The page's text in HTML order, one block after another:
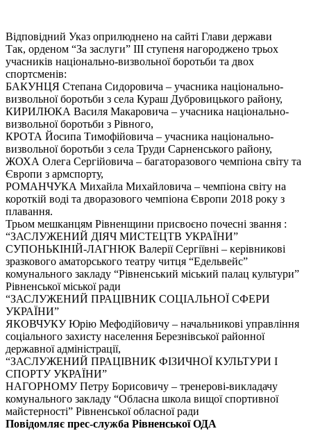
Відповідний Указ оприлюднено на сайті Глави держави
Так, орденом “За заслуги” ІІІ ступеня нагороджено трьох
учасників національно-визвольної боротьби та двох
спортсменів:
БАКУНЦЯ Степана Сидоровича – учасника національно-
визвольної боротьби з села Кураш Дубровицького району,
КИРИЛЮКА Василя Макаровича – учасника національно-
визвольної боротьби з Рівного,
КРОТА Йосипа Тимофійовича – учасника національно-
визвольної боротьби з села Труди Сарненського району,
ЖОХА Олега Сергійовича – багаторазового чемпіона світу та
Європи з армспорту,
РОМАНЧУКА Михайла Михайловича – чемпіона світу на
короткій воді та дворазового чемпіона Європи 2018 року з
плавання.
Трьом мешканцям Рівненщини присвоєно почесні звання :
“ЗАСЛУЖЕНИЙ ДІЯЧ МИСТЕЦТВ УКРАЇНИ”
СУПОНЬКІНІЙ-ЛАГНЮК Валерії Сергіївні – керівникові
зразкового аматорського театру читця “Едельвейс”
комунального закладу “Рівненський міський палац культури”
Рівненської міської ради
“ЗАСЛУЖЕНИЙ ПРАЦІВНИК СОЦІАЛЬНОЇ СФЕРИ
УКРАЇНИ”
ЯКОВЧУКУ Юрію Мефодійовичу – начальникові управління
соціального захисту населення Березнівської районної
державної адміністрації,
“ЗАСЛУЖЕНИЙ ПРАЦІВНИК ФІЗИЧНОЇ КУЛЬТУРИ І
СПОРТУ УКРАЇНИ”
НАГОРНОМУ Петру Борисовичу – тренерові-викладачу
комунального закладу “Обласна школа вищої спортивної
майстерності” Рівненської обласної ради
Повідомляє прес-служба Рівненської ОДА